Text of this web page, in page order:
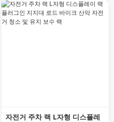
자전거 주차 랙 L자형 디스플레